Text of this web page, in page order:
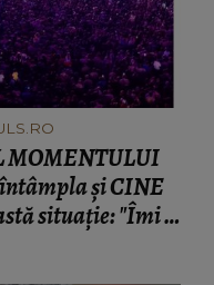
MOMENTULUI
și CINE
situație: "Îmi e